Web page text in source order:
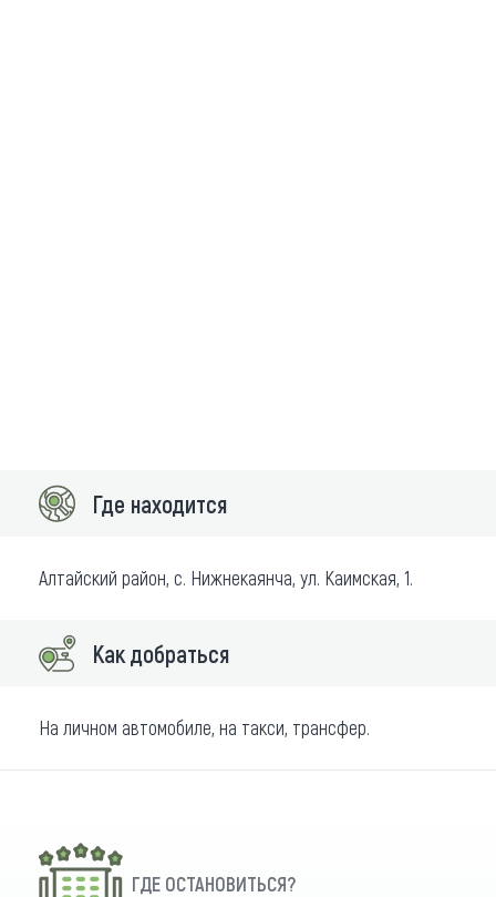
Где находится
Алтайский район, с. Нижнекаянча, ул. Каимская, 1.
Как добраться
На личном автомобиле, на такси, трансфер.
ГДЕ ОСТАНОВИТЬСЯ?